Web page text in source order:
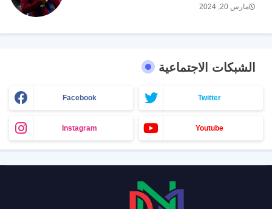
مارس 20, 2024
الشبكات الاجتماعية
Facebook Twitter
Instagram Youtube